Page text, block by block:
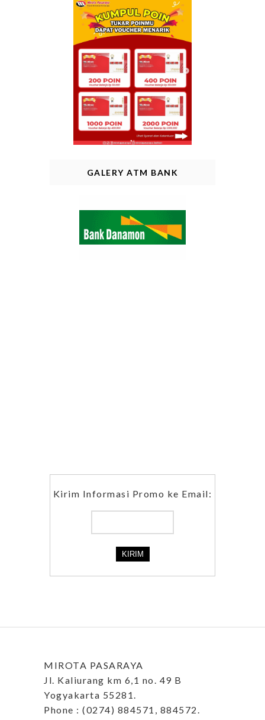
GALERY ATM BANK
Kirim Informasi Promo ke Email:
MIROTA PASARAYA
Jl. Kaliurang km 6,1 no. 49 B
Yogyakarta 55281.
Phone : (0274) 884571, 884572.